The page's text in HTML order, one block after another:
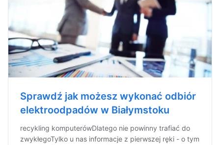
Sprawdź jak możesz wykonać odbiór
elektroodpadów w Białymstoku
recykling komputerówDlatego nie powinny trafiać do
zwykłegoTylko u nas informacje z pierwszej ręki - o tym